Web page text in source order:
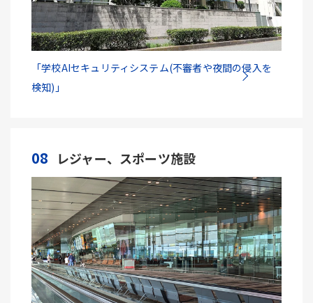
「学校AIセキュリティシステム(不審者や夜間の侵入を
検知)」
08 レジャー、スポーツ施設